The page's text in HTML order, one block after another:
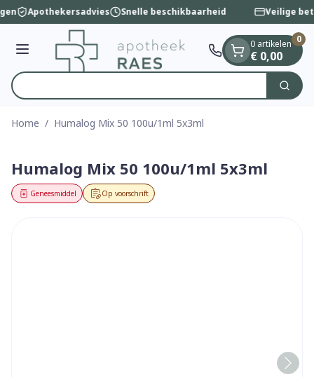
Ga naar de inhoud
1 van 1
Apothekersadvies Snelle beschikbaarheid Veilige
Menu
Product, merk, categorie... Zoek
0 artikelen
€ 0,00
0
Home / Humalog Mix 50 100u/1ml 5x3ml
Humalog Mix 50 100u/1ml 5x3ml
Op voorschrift
Geneesmiddel